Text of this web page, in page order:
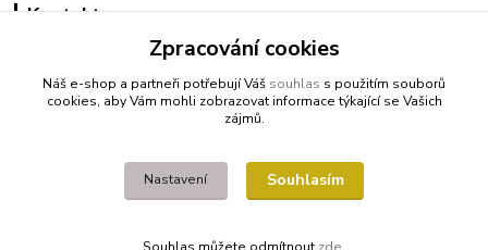
Kontakty
+420 608212713
fitnessio@post.cz
Zpracování cookies
Náš e-shop a partneři potřebují Váš souhlas s použitím souborů
cookies, aby Vám mohli zobrazovat informace týkající se Vašich
zájmů.
Nastavení Souhlasím